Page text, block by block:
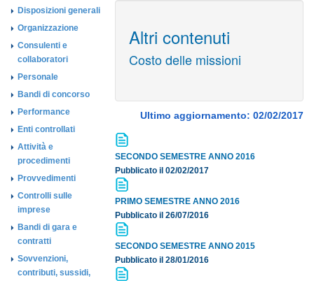
Disposizioni generali
Organizzazione
Consulenti e
collaboratori
Personale
Bandi di concorso
Performance
Enti controllati
Attività e
procedimenti
Provvedimenti
Controlli sulle
imprese
Bandi di gara e
contratti
Sovvenzioni,
contributi, sussidi,
Altri contenuti
Costo delle missioni
Ultimo aggiornamento: 02/02/2017
SECONDO SEMESTRE ANNO 2016
Pubblicato il 02/02/2017
PRIMO SEMESTRE ANNO 2016
Pubblicato il 26/07/2016
SECONDO SEMESTRE ANNO 2015
Pubblicato il 28/01/2016